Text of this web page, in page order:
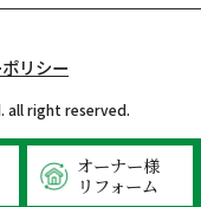
オーナー様
リフォーム
リシー
all right reserved.